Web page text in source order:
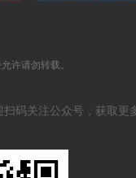
许请勿转载。
码关注公众号，获取更